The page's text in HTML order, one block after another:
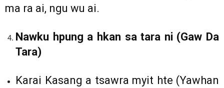
ma ra ai, ngu wu ai.
Nawku hpung a hkan sa tara ni (Gaw Da
Tara)
Karai Kasang a tsawra myit hte (Yawhan